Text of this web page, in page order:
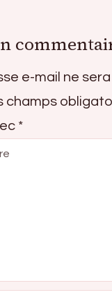
e-mail ne
champs
*